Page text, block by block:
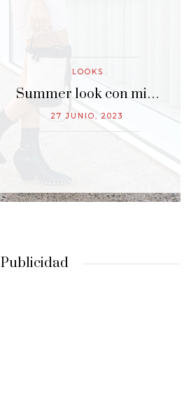
LOOKS
Summer look con mi…
27 JUNIO, 2023
Publicidad